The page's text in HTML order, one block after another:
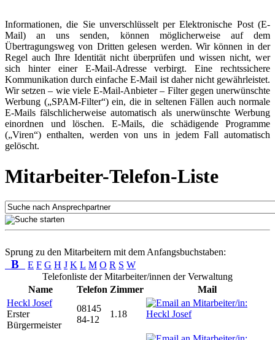
Informationen, die Sie unverschlüsselt per Elektronische Post (E-
Mail) an uns senden, können möglicherweise auf dem
Übertragungsweg von Dritten gelesen werden. Wir können in der
Regel auch Ihre Identität nicht überprüfen und wissen nicht, wer
sich hinter einer E-Mail-Adresse verbirgt. Eine rechtssichere
Kommunikation durch einfache E-Mail ist daher nicht gewährleistet.
Wir setzen – wie viele E-Mail-Anbieter – Filter gegen unerwünschte
Werbung („SPAM-Filter“) ein, die in seltenen Fällen auch normale
E-Mails fälschlicherweise automatisch als unerwünschte Werbung
einordnen und löschen. E-Mails, die schädigende Programme
(„Viren“) enthalten, werden von uns in jedem Fall automatisch
gelöscht.
Mitarbeiter-Telefon-Liste
Sprung zu den Mitarbeitern mit dem Anfangsbuchstaben:
B E F G H J K L M O R S W
Telefonliste der Mitarbeiter/innen der Verwaltung
Name
Telefon Zimmer
Mail
Heckl Josef
Erster
Bürgermeister
08145
84-12
1.18